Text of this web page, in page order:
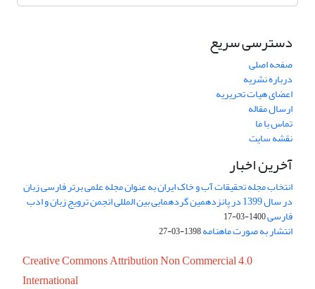
دسترسی سریع
صفحه اصلی
درباره نشریه
اعضای هیات تحریریه
ارسال مقاله
تماس با ما
نقشه سایت
آخرین اخبار
انتخاب مجله تحقیقات آب و خاک ایران به عنوان مجله علمی برتر فارسی زبان
در سال 1399 در پانزدهمین گردهمایی بین المللی انجمن ترویج زبان و ادب
فارسی1400-03-17
انتشار به صورت ماهنامه1398-03-27
Creative Commons Attribution Non Commercial 4.0
International